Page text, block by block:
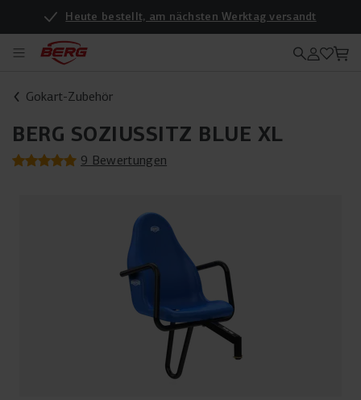
Heute bestellt, am nächsten Werktag versandt
Gokart-Zubehör
BERG SOZIUSSITZ BLUE XL
9 Bewertungen